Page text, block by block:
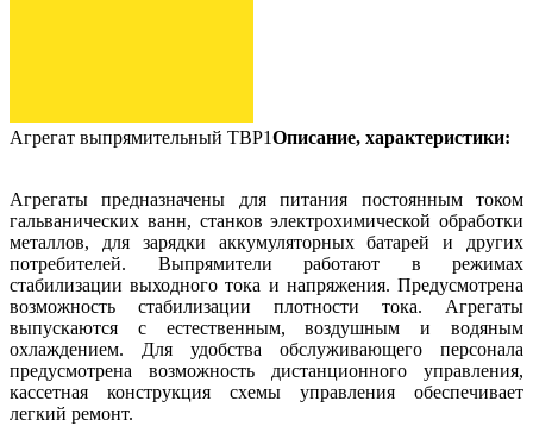
Агрегат выпрямительный ТВР1Описание, характеристики:
Агрегаты предназначены для питания постоянным током
гальванических ванн, станков электрохимической обработки
металлов, для зарядки аккумуляторных батарей и других
потребителей. Выпрямители работают в режимах
стабилизации выходного тока и напряжения. Предусмотрена
возможность стабилизации плотности тока. Агрегаты
выпускаются с естественным, воздушным и водяным
охлаждением. Для удобства обслуживающего персонала
предусмотрена возможность дистанционного управления,
кассетная конструкция схемы управления обеспечивает
легкий ремонт.